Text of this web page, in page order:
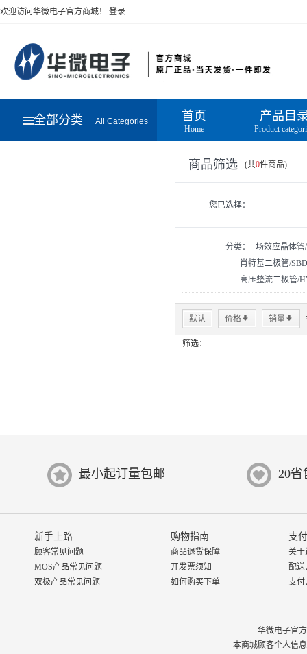
欢迎访问华微电子官方商城！ 登录
全部分类 All Categories 首页
Home
产品目
Product
商品筛选 (共0件商品)
您已选择：
分类：
场效应晶体管
肖特基二极管/SBD
高压整流二极管/
默认 价格* 销量*
筛选：
最小起订量包邮 20省
新手上路
顾客常见问题
MOS产品常见问题
双极产品常见问题
购物指南
商品退货保障
开发票须知
如何购买下单
支
关于
配送
支付
华微电子官
本商城顾客个人信